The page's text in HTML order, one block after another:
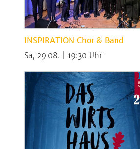
INSPIRATION Chor & Band
Sa, 29.08. | 19:30